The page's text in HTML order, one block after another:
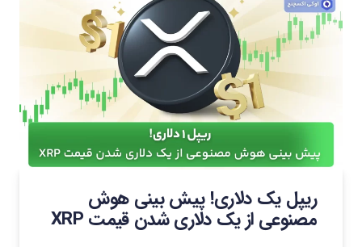
ریپل یک دلاری! پیش بینی هوش
مصنوعی از یک دلاری شدن قیمت XRP